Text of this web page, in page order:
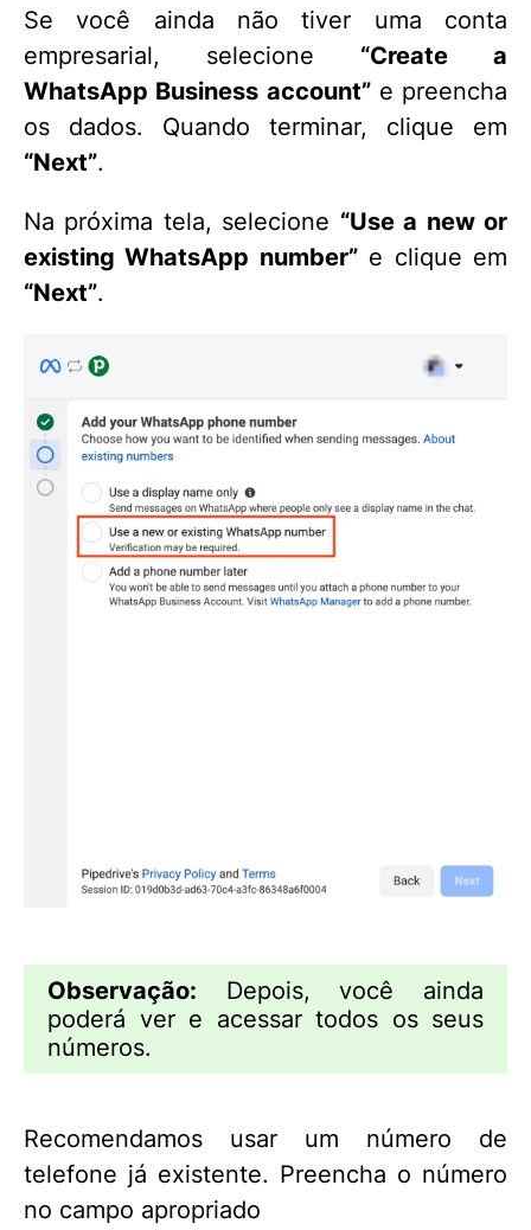
Se você ainda não tiver uma conta
empresarial, selecione “Create a
WhatsApp Business account”e preencha
os dados. Quando terminar, clique em
“Next”.
Na próxima tela, selecione “Use a new or
existing WhatsApp number”e clique em
“Next”.
Observação: Depois, você ainda
poderá ver e acessar todos os seus
números.
Recomendamos usar um número de
telefone já existente. Preencha o número
no campo apropriado